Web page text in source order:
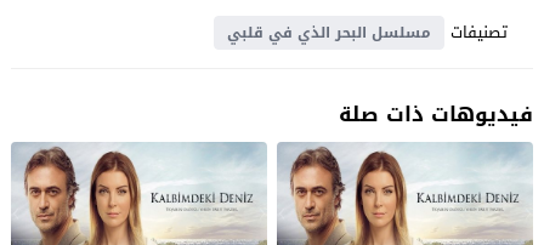
تصنيفات
مسلسل البحر الذي في قلبي
فيديوهات ذات صلة